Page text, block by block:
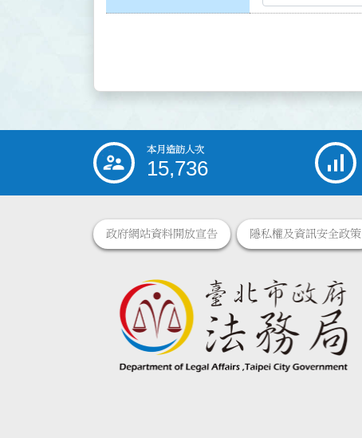
::: 本月造訪人次
15,736
政府網站資料開放宣告 隱私權及資訊安全政策